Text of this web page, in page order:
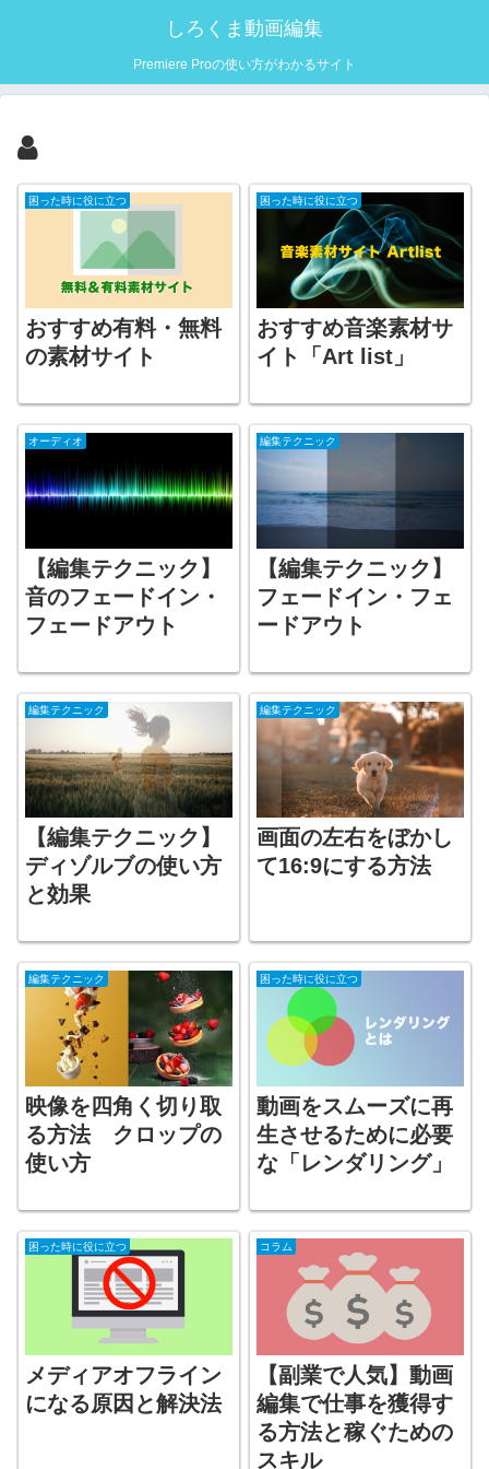
しろくま動画編集
Premiere Proの使い方がわかるサイト
困った時に役に立つ
おすすめ有料・無料
の素材サイト
困った時に役に立つ
おすすめ音楽素材サ
イト「Art list」
オーディオ
【編集テクニック】
音のフェードイン・
フェードアウト
編集テクニック
【編集テクニック】
フェードイン・フェ
ードアウト
編集テクニック
【編集テクニック】
ディゾルブの使い方
と効果
編集テクニック
画面の左右をぼかし
て16:9にする方法
編集テクニック
映像を四角く切り取
る方法 クロップの
使い方
困った時に役に立つ
動画をスムーズに再
生させるために必要
な「レンダリング」
困った時に役に立つ
メディアオフライン
になる原因と解決法
コラム
【副業で人気】動画
編集で仕事を獲得す
る方法と稼ぐための
スキル